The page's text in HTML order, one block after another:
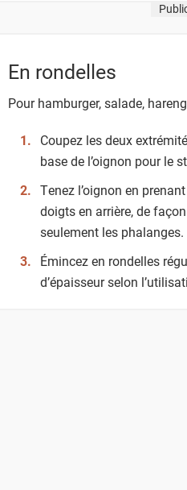
En rondelles
Pour hamburger, salade,
Coupez les deux
base de l’oignon pour le
Tenez l’oignon en
doigts en arrière, de
seulement les phalanges.
Émincez en rondelles
d’épaisseur selon